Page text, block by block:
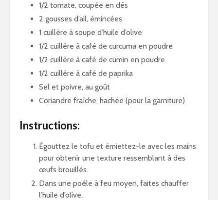
1/2 tomate, coupée en dés
2 gousses d’ail, émincées
1 cuillère à soupe d’huile d’olive
1/2 cuillère à café de curcuma en poudre
1/2 cuillère à café de cumin en poudre
1/2 cuillère à café de paprika
Sel et poivre, au goût
Coriandre fraîche, hachée (pour la garniture)
Instructions:
Égouttez le tofu et émiettez-le avec les mains
pour obtenir une texture ressemblant à des
œufs brouillés.
Dans une poêle à feu moyen, faites chauffer
l’huile d’olive.